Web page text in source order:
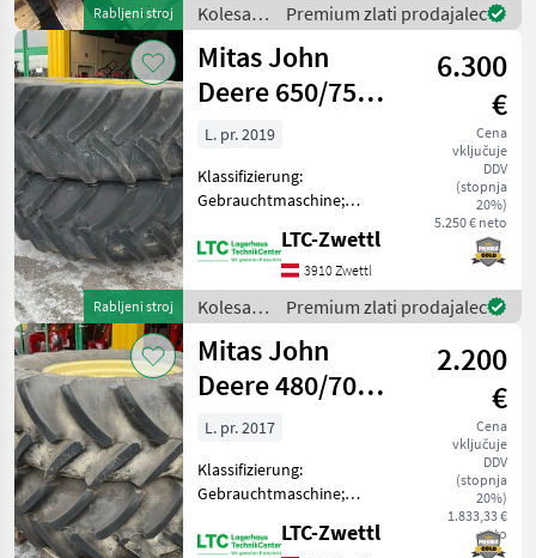
MODEL
600/65R34
600/65R38
MARKETPLACE
Marketplace
Ponudbe
trgovcev
Mali
Rabljeni stroj
Kolesa,
platišča
in
pnevmatike
/ Mitas
Premium zlati prodajalec
Rabljeni stroj
Mitas John
Deere 650/75
R42
6.300
€
Cena
vključuje
DDV
(stopnja
20%)
5.250 € neto
L. pr. 2019
Klassifizierung:
Gebrauchtmaschine;
Reifentyp: Rad; Hersteller
und Baureihe der
passenden Maschine: John
Deere; Anbauposition der
Räder/Reifen
LTC-Zwettl
3910 Zwettl
Kolesa,
platišča
in
pnevmatike
/ Mitas
Premium zlati prodajalec
Mitas John
Deere 480/70
R30
2.200
€
Cena
vključuje
DDV
(stopnja
20%)
1.833,33 €
neto
L. pr. 2017
Klassifizierung:
Gebrauchtmaschine;
und Baureihe derLTC-Zwettl